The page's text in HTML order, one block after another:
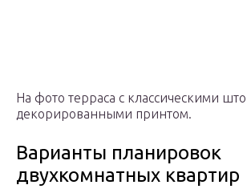
На фото терраса с классическими
декорированными принтом.
Варианты планировок
двухкомнатных квартир